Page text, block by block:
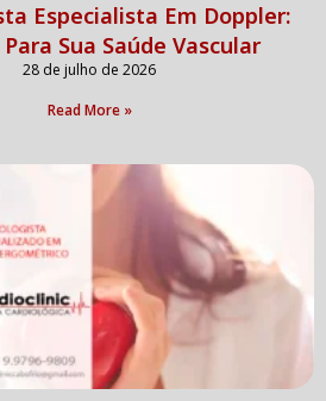
Especialista Em Doppler:
Sua Saúde Vascular
28 de julho de 2026
Read More »